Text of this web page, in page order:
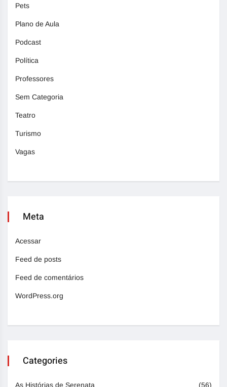
Pets
Plano de Aula
Podcast
Política
Professores
Sem Categoria
Teatro
Turismo
Vagas
Meta
Acessar
Feed de posts
Feed de comentários
WordPress.org
Categories
As Histórias de Serenata (56)